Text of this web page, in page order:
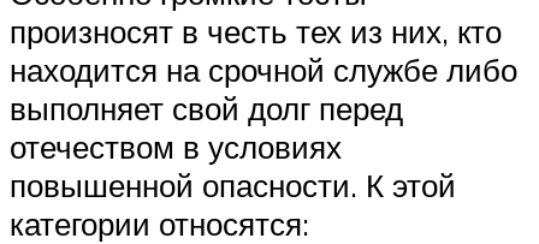
произносят в честь тех из них, кто
находится на срочной службе либо
выполняет свой долг перед
отечеством в условиях
повышенной опасности. К этой
категории относятся: